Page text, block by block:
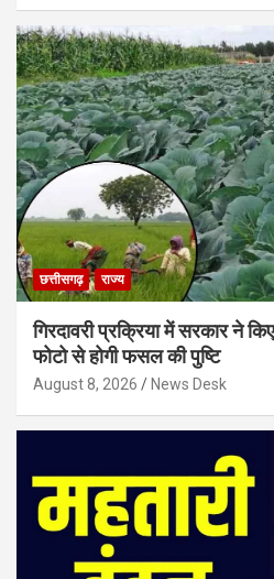
छत्तीसगढ़ राज्य
गिरदावरी प्रक्रिया में सरकार ने
फोटो से होगी फसल की पुष्टि
August 8, 2026 News Desk